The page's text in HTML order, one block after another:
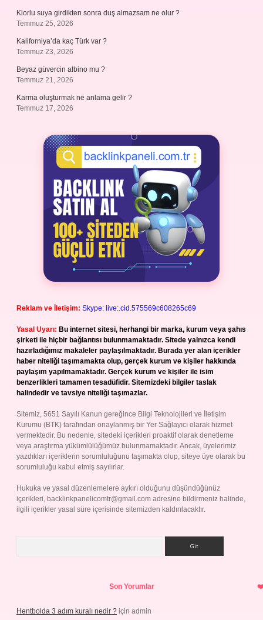
Klorlu suya girdikten sonra duş almazsam ne olur ?
Temmuz 25, 2026
Kaliforniya’da kaç Türk var ?
Temmuz 23, 2026
Beyaz güvercin albino mu ?
Temmuz 21, 2026
Karma oluşturmak ne anlama gelir ?
Temmuz 17, 2026
Reklam ve İletişim: Skype: live:.cid.575569c608265c69
Yasal Uyarı: Bu internet sitesi, herhangi bir marka, kurum veya şahıs
şirketi ile hiçbir bağlantısı bulunmamaktadır. Sitede yalnızca kendi
hazırladığımız makaleler paylaşılmaktadır. Burada yer alan içerikler
haber niteliği taşımamakta olup, gerçek kurum ve kişiler hakkında
paylaşım yapılmamaktadır. Gerçek kurum ve kişiler ile isim
benzerlikleri tamamen tesadüfidir. Sitemizdeki bilgiler taslak
halindedir ve tavsiye niteliği taşımazlar.
Sitemiz, 5651 Sayılı Kanun gereğince Bilgi Teknolojileri ve İletişim
Kurumu (BTK) tarafından onaylanmış bir Yer Sağlayıcı olarak hizmet
vermektedir. Bu nedenle, sitedeki içerikleri proaktif olarak denetleme
veya araştırma yükümlülüğümüz bulunmamaktadır. Ancak, üyelerimiz
yazdıkları içeriklerin sorumluluğunu taşımakta olup, siteye üye olarak bu
sorumluluğu kabul etmiş sayılırlar.
Hukuka ve yasal düzenlemelere aykırı olduğunu düşündüğünüz
içerikleri, backlinkpanelicomtr@gmail.com adresine bildirmeniz halinde,
ilgili içerikler yasal süre içerisinde sitemizden kaldırılacaktır.
Son Yorumlar
Hentbolda 3 adım kuralı nedir ? için admin